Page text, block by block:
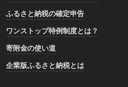
ふるさと納税の確定申告
ワンストップ特例制度とは？
寄附金の使い道
企業版ふるさと納税とは